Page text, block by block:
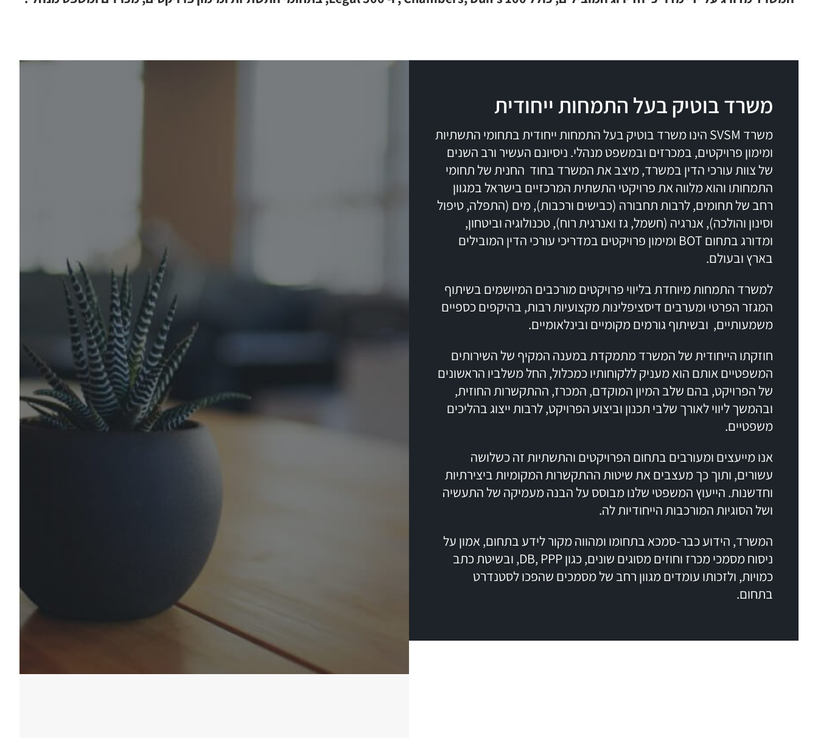
משרד בוטיק בעל התמחות ייחודית
משרד SVSM הינו משרד בוטיק בעל התמחות ייחודית בתחומי התשתיות
ומימון פרויקטים, במכרזים ובמשפט מנהלי. ניסיונם העשיר ורב השנים
של צוות עורכי הדין במשרד, מיצב את המשרד בחוד החנית של תחומי
התמחותו והוא מלווה את פרויקטי התשתית המרכזיים בישראל במגוון
רחב של תחומים, לרבות תחבורה (כבישים ורכבות), מים (התפלה, טיפול
וסינון והולכה), אנרגיה (חשמל, גז ואנרגית רוח), טכנולוגיה וביטחון,
ומדורג בתחום BOT ומימון פרויקטים במדריכי עורכי הדין המובילים
בארץ ובעולם.
למשרד התמחות מיוחדת בליווי פרויקטים מורכבים המיושמים בשיתוף
המגזר הפרטי ומערבים דיסציפלינות מקצועיות רבות, בהיקפים כספיים
משמעותיים, ובשיתוף גורמים מקומיים ובינלאומיים.
חוזקתו הייחודית של המשרד מתמקדת במענה המקיף של השירותים
המשפטיים אותם הוא מעניק ללקוחותיו כמכלול, החל משלביו הראשונים
של הפרויקט, בהם שלב המיון המוקדם, המכרז, ההתקשרות החוזית,
ובהמשך ליווי לאורך שלבי תכנון וביצוע הפרויקט, לרבות ייצוג בהליכים
משפטיים.
אנו מייעצים ומעורבים בתחום הפרויקטים והתשתיות זה כשלושה
עשורים, ותוך כך מעצבים את שיטות ההתקשרות המקומיות ביצירתיות
וחדשנות. הייעוץ המשפטי שלנו מבוסס על הבנה מעמיקה של התעשיה
ושל הסוגיות המורכבות הייחודיות לה.
המשרד, הידוע כבר-סמכא בתחומו ומהווה מקור לידע בתחום, אמון על
ניסוח מסמכי מכרז וחוזים מסוגים שונים, כגון DB, PPP, ובשיטת כתב
כמויות, ולזכותו עומדים מגוון רחב של מסמכים שהפכו לסטנדרט
בתחום.